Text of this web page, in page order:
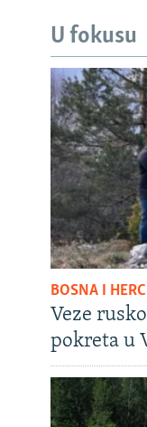
U fokusu
BOSNA I
Veze
pokreta u